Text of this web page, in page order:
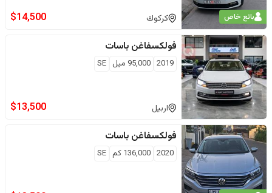
بائع خاص كركوك $14,500
فولكسفاغن باسات
2019
95,000 ميل SE
اربيل $13,500
فولكسفاغن باسات
2020
136,000 كم SE